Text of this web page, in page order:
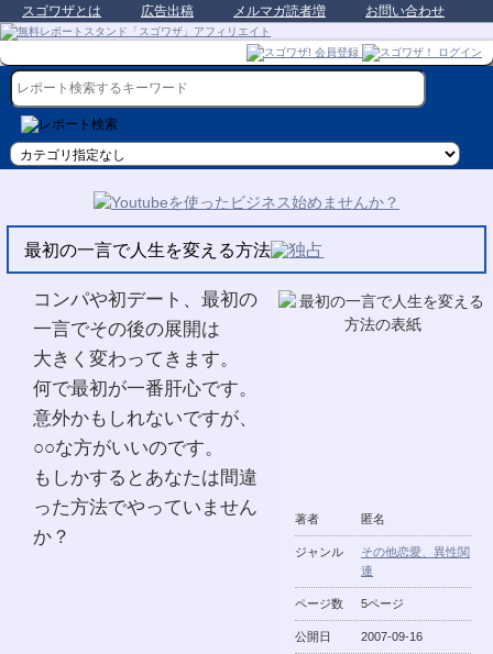
スゴワザとは 広告出稿 メルマガ読者増 お問い合わせ
最初の一言で人生を変える方法
著者 匿名
ジャンル
その他恋愛、異性関
連
ページ数 5ページ
公開日 2007-09-16
コンパや初デート、最初の
一言でその後の展開は
大きく変わってきます。
何で最初が一番肝心です。
意外かもしれないですが、
○○な方がいいのです。
もしかするとあなたは間違
った方法でやっていません
か？